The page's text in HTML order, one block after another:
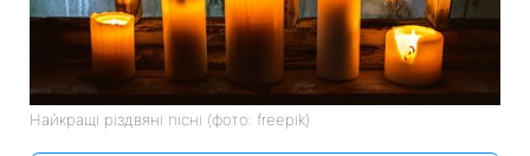
Найкращі різдвяні пісні (фото: freepik)